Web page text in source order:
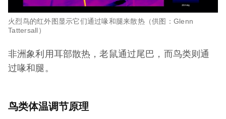
火烈鸟的红外图显示它们通过喙和腿来散热（供图：Glenn
Tattersall）
非洲象利用耳部散热，老鼠通过尾巴，而鸟类则通
过喙和腿。
鸟类体温调节原理